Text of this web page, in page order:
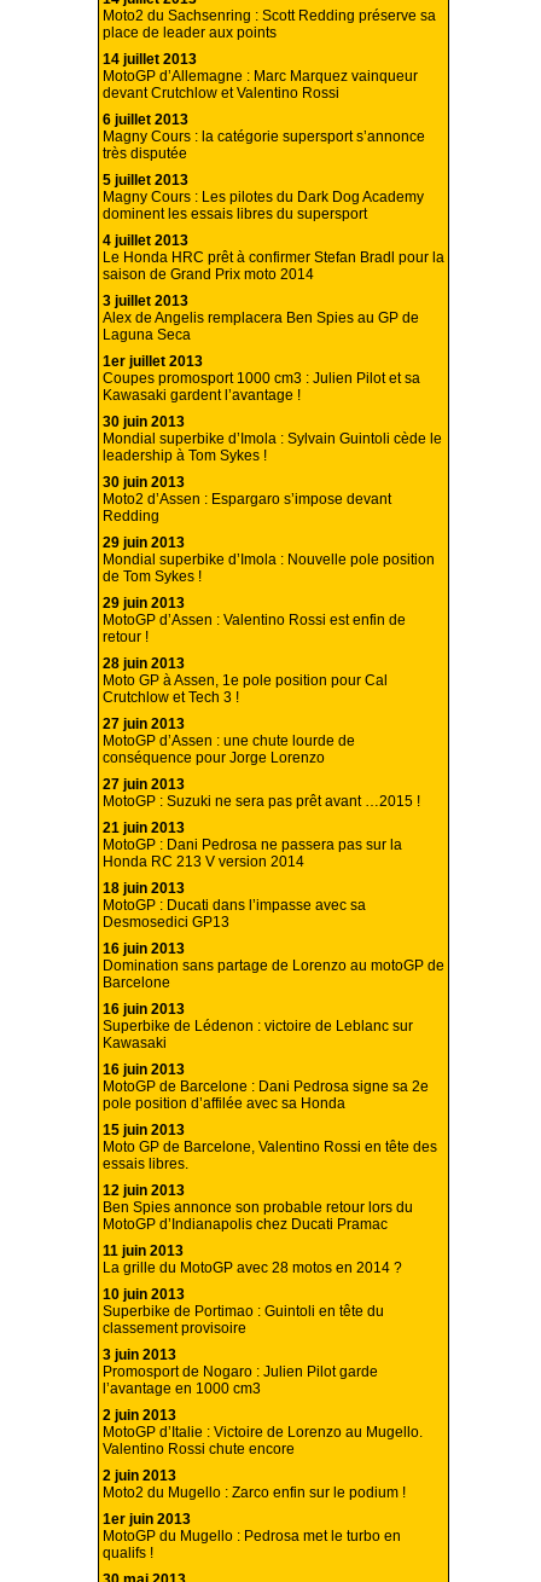
Moto2 du Sachsenring : Scott Redding préserve sa
place de leader aux points
14 juillet 2013
MotoGP d’Allemagne : Marc Marquez vainqueur
devant Crutchlow et Valentino Rossi
6 juillet 2013
Magny Cours : la catégorie supersport s’annonce
très disputée
5 juillet 2013
Magny Cours : Les pilotes du Dark Dog Academy
dominent les essais libres du supersport
4 juillet 2013
Le Honda HRC prêt à confirmer Stefan Bradl pour la
saison de Grand Prix moto 2014
3 juillet 2013
Alex de Angelis remplacera Ben Spies au GP de
Laguna Seca
1er juillet 2013
Coupes promosport 1000 cm3 : Julien Pilot et sa
Kawasaki gardent l’avantage !
30 juin 2013
Mondial superbike d’Imola : Sylvain Guintoli cède le
leadership à Tom Sykes !
30 juin 2013
Moto2 d’Assen : Espargaro s’impose devant
Redding
29 juin 2013
Mondial superbike d’Imola : Nouvelle pole position
de Tom Sykes !
29 juin 2013
MotoGP d’Assen : Valentino Rossi est enfin de
retour !
28 juin 2013
Moto GP à Assen, 1e pole position pour Cal
Crutchlow et Tech 3 !
27 juin 2013
MotoGP d’Assen : une chute lourde de
conséquence pour Jorge Lorenzo
27 juin 2013
MotoGP : Suzuki ne sera pas prêt avant …2015 !
21 juin 2013
MotoGP : Dani Pedrosa ne passera pas sur la
Honda RC 213 V version 2014
18 juin 2013
MotoGP : Ducati dans l’impasse avec sa
Desmosedici GP13
16 juin 2013
Domination sans partage de Lorenzo au motoGP de
Barcelone
16 juin 2013
Superbike de Lédenon : victoire de Leblanc sur
Kawasaki
16 juin 2013
MotoGP de Barcelone : Dani Pedrosa signe sa 2e
pole position d’affilée avec sa Honda
15 juin 2013
Moto GP de Barcelone, Valentino Rossi en tête des
essais libres.
12 juin 2013
Ben Spies annonce son probable retour lors du
MotoGP d’Indianapolis chez Ducati Pramac
11 juin 2013
La grille du MotoGP avec 28 motos en 2014 ?
10 juin 2013
Superbike de Portimao : Guintoli en tête du
classement provisoire
3 juin 2013
Promosport de Nogaro : Julien Pilot garde
l’avantage en 1000 cm3
2 juin 2013
MotoGP d’Italie : Victoire de Lorenzo au Mugello.
Valentino Rossi chute encore
2 juin 2013
Moto2 du Mugello : Zarco enfin sur le podium !
1er juin 2013
MotoGP du Mugello : Pedrosa met le turbo en
qualifs !